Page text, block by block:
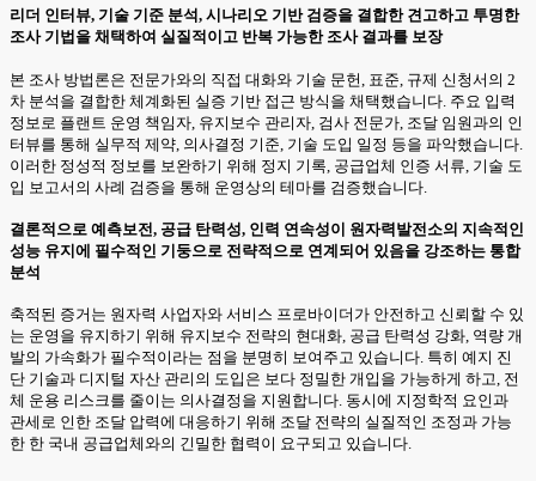
리더 인터뷰, 기술 기준 분석, 시나리오 기반 검증을 결합한 견고하고 투명한
조사 기법을 채택하여 실질적이고 반복 가능한 조사 결과를 보장
본 조사 방법론은 전문가와의 직접 대화와 기술 문헌, 표준, 규제 신청서의 2
차 분석을 결합한 체계화된 실증 기반 접근 방식을 채택했습니다. 주요 입력
정보로 플랜트 운영 책임자, 유지보수 관리자, 검사 전문가, 조달 임원과의 인
터뷰를 통해 실무적 제약, 의사결정 기준, 기술 도입 일정 등을 파악했습니다.
이러한 정성적 정보를 보완하기 위해 정지 기록, 공급업체 인증 서류, 기술 도
입 보고서의 사례 검증을 통해 운영상의 테마를 검증했습니다.
결론적으로 예측보전, 공급 탄력성, 인력 연속성이 원자력발전소의 지속적인
성능 유지에 필수적인 기둥으로 전략적으로 연계되어 있음을 강조하는 통합
분석
축적된 증거는 원자력 사업자와 서비스 프로바이더가 안전하고 신뢰할 수 있
는 운영을 유지하기 위해 유지보수 전략의 현대화, 공급 탄력성 강화, 역량 개
발의 가속화가 필수적이라는 점을 분명히 보여주고 있습니다. 특히 예지 진
단 기술과 디지털 자산 관리의 도입은 보다 정밀한 개입을 가능하게 하고, 전
체 운용 리스크를 줄이는 의사결정을 지원합니다. 동시에 지정학적 요인과
관세로 인한 조달 압력에 대응하기 위해 조달 전략의 실질적인 조정과 가능
한 한 국내 공급업체와의 긴밀한 협력이 요구되고 있습니다.